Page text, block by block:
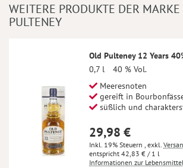
WEITERE PRODUKTE DER
PULTENEY
Old Pulteney 12 Years
0,7 l
40 % Vol.
Meeresnoten
gereift in
süßlich und
29,98 €
Inkl. 19% Steuern , exkl.
42,83 € / 1 l
Informationen zur